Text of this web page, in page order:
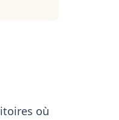
où